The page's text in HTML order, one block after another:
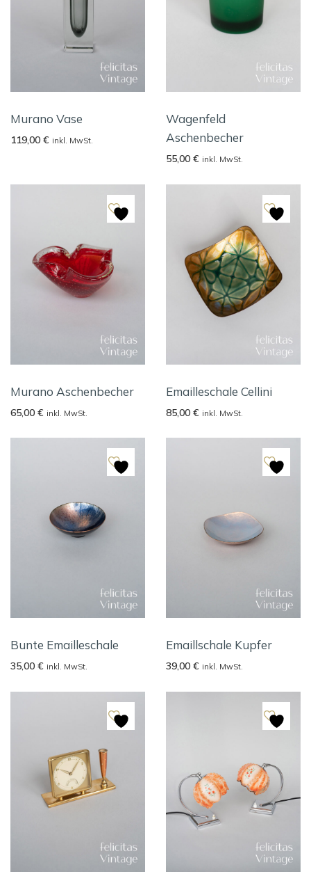
Murano Vase
119,00 € inkl. MwSt.
Wagenfeld
Aschenbecher
55,00 € inkl. MwSt.
Murano Aschenbecher
65,00 € inkl. MwSt.
Emailleschale Cellini
85,00 € inkl. MwSt.
Bunte Emailleschale
35,00 € inkl. MwSt.
Emaillschale Kupfer
39,00 € inkl. MwSt.